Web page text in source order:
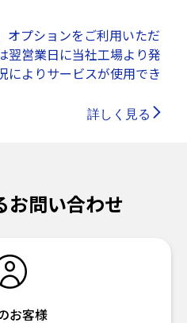
オプションをご利用いただ
翌営業日に当社工場より発
によりサービスが使用でき
詳しく見る
お問い合わせ
お客様